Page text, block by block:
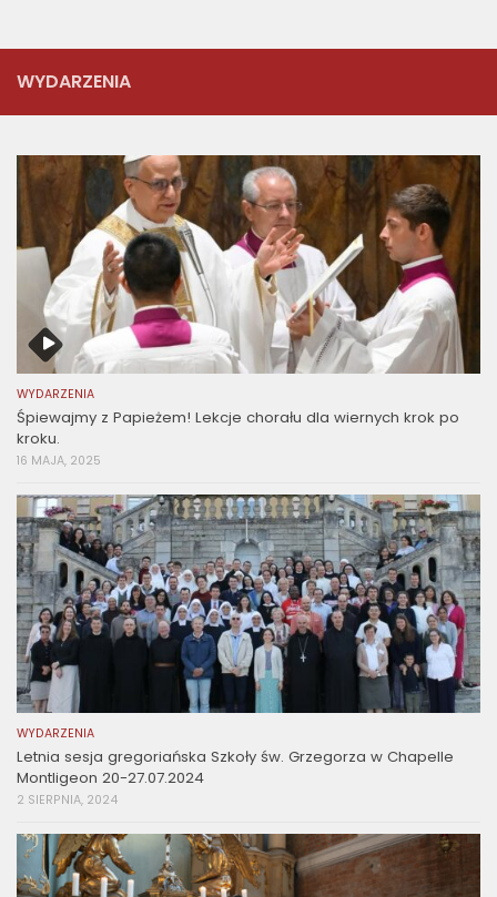
WYDARZENIA
WYDARZENIA
Śpiewajmy z Papieżem! Lekcje chorału dla wiernych krok po
kroku.
16 MAJA, 2025
WYDARZENIA
Letnia sesja gregoriańska Szkoły św. Grzegorza w Chapelle
Montligeon 20-27.07.2024
2 SIERPNIA, 2024